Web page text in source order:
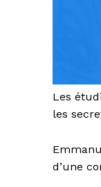
Les
les
d’une